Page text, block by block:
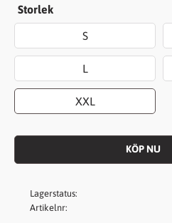
Storlek
S
L
XXL
Lagerstatus
Artikelnr